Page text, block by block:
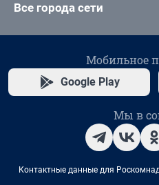
Все города сети
Мобильное
Google Play
Мы в
Контактные данные для